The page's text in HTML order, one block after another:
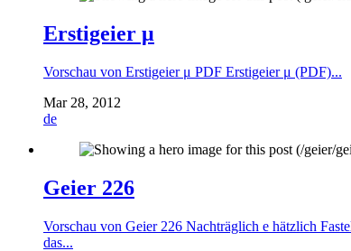
Erstigeier μ
Vorschau von Erstigeier μ PDF Erstigeier μ (PDF)...
Mar 28, 2012
de
Geier 226
Vorschau von Geier 226 Nachträglich e hätzlich
das...